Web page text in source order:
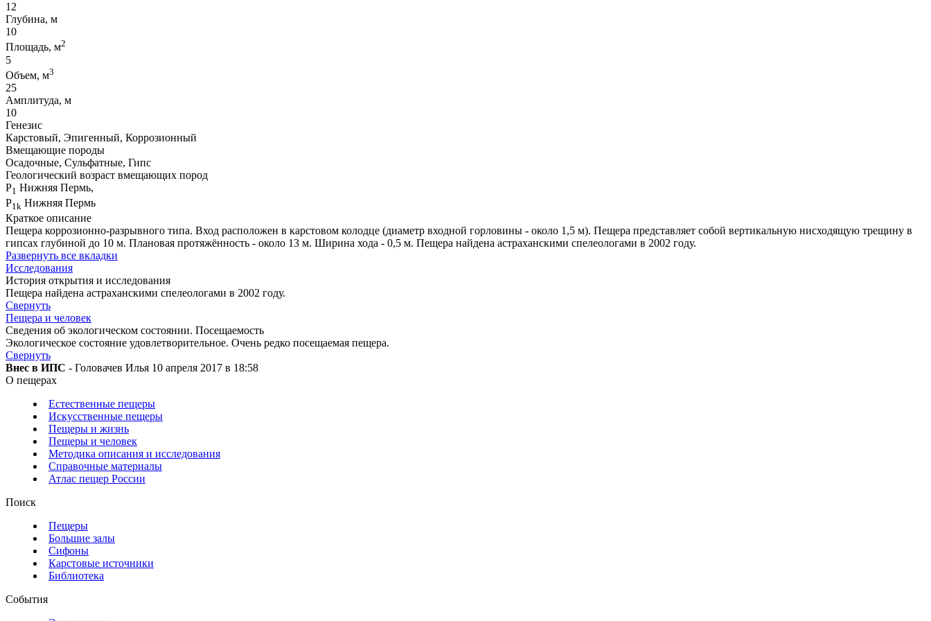
12
Глубина, м
10
Площадь, м2
5
Объем, м3
25
Амплитуда, м
10
Генезис
Карстовый, Эпигенный, Коррозионный
Вмещающие породы
Осадочные, Сульфатные, Гипс
Геологический возраст вмещающих пород
P1 Нижняя Пермь,
P1k Нижняя Пермь
Краткое описание
Пещера коррозионно-разрывного типа. Вход расположен в карстовом колодце (диаметр входной горловины - около 1,5 м). Пещера представляет собой вертикальную нисходящую трещину в
гипсах глубиной до 10 м. Плановая протяжённость - около 13 м. Ширина хода - 0,5 м. Пещера найдена астраханскими спелеологами в 2002 году.
Развернуть все вкладки
Исследования
История открытия и исследования
Пещера найдена астраханскими спелеологами в 2002 году.
Свернуть
Пещера и человек
Сведения об экологическом состоянии. Посещаемость
Экологическое состояние удовлетворительное. Очень редко посещаемая пещера.
Свернуть
Внес в ИПС - Головачев Илья 10 апреля 2017 в 18:58
О пещерах
Естественные пещеры
Искусственные пещеры
Пещеры и жизнь
Пещеры и человек
Методика описания и исследования
Справочные материалы
Атлас пещер России
Поиск
Пещеры
Большие залы
Сифоны
Карстовые источники
Библиотека
События